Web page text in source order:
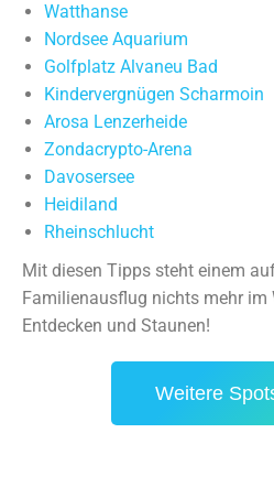
Watthanse
Nordsee Aquarium
Golfplatz Alvaneu Bad
Kindervergnügen Scharmoin
Arosa Lenzerheide
Zondacrypto-Arena
Davosersee
Heidiland
Rheinschlucht
Mit diesen Tipps steht einem
Familienausflug nichts mehr im
Entdecken und Staunen!
Weitere